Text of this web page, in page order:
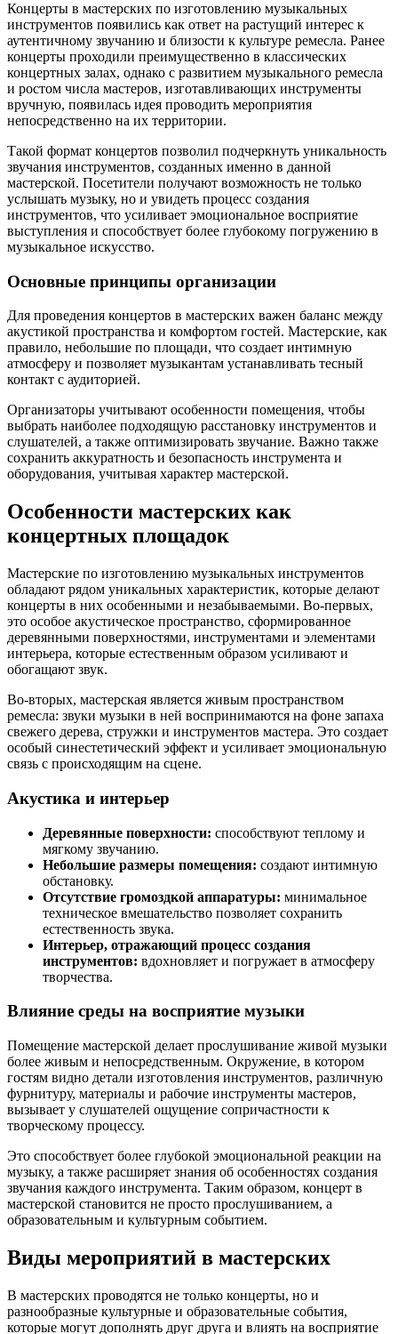
Концерты в мастерских по изготовлению музыкальных
инструментов появились как ответ на растущий интерес к
аутентичному звучанию и близости к культуре ремесла. Ранее
концерты проходили преимущественно в классических
концертных залах, однако с развитием музыкального ремесла
и ростом числа мастеров, изготавливающих инструменты
вручную, появилась идея проводить мероприятия
непосредственно на их территории.
Такой формат концертов позволил подчеркнуть уникальность
звучания инструментов, созданных именно в данной
мастерской. Посетители получают возможность не только
услышать музыку, но и увидеть процесс создания
инструментов, что усиливает эмоциональное восприятие
выступления и способствует более глубокому погружению в
музыкальное искусство.
Основные принципы организации
Для проведения концертов в мастерских важен баланс между
акустикой пространства и комфортом гостей. Мастерские, как
правило, небольшие по площади, что создает интимную
атмосферу и позволяет музыкантам устанавливать тесный
контакт с аудиторией.
Организаторы учитывают особенности помещения, чтобы
выбрать наиболее подходящую расстановку инструментов и
слушателей, а также оптимизировать звучание. Важно также
сохранить аккуратность и безопасность инструмента и
оборудования, учитывая характер мастерской.
Особенности мастерских как
концертных площадок
Мастерские по изготовлению музыкальных инструментов
обладают рядом уникальных характеристик, которые делают
концерты в них особенными и незабываемыми. Во-первых,
это особое акустическое пространство, сформированное
деревянными поверхностями, инструментами и элементами
интерьера, которые естественным образом усиливают и
обогащают звук.
Во-вторых, мастерская является живым пространством
ремесла: звуки музыки в ней воспринимаются на фоне запаха
свежего дерева, стружки и инструментов мастера. Это создает
особый синестетический эффект и усиливает эмоциональную
связь с происходящим на сцене.
Акустика и интерьер
Деревянные поверхности: способствуют теплому и
мягкому звучанию.
Небольшие размеры помещения: создают интимную
обстановку.
Отсутствие громоздкой аппаратуры: минимальное
техническое вмешательство позволяет сохранить
естественность звука.
Интерьер, отражающий процесс создания
инструментов: вдохновляет и погружает в атмосферу
творчества.
Влияние среды на восприятие музыки
Помещение мастерской делает прослушивание живой музыки
более живым и непосредственным. Окружение, в котором
гостям видно детали изготовления инструментов, различную
фурнитуру, материалы и рабочие инструменты мастеров,
вызывает у слушателей ощущение сопричастности к
творческому процессу.
Это способствует более глубокой эмоциональной реакции на
музыку, а также расширяет знания об особенностях создания
звучания каждого инструмента. Таким образом, концерт в
мастерской становится не просто прослушиванием, а
образовательным и культурным событием.
Виды мероприятий в мастерских
В мастерских проводятся не только концерты, но и
разнообразные культурные и образовательные события,
которые могут дополнять друг друга и влиять на восприятие